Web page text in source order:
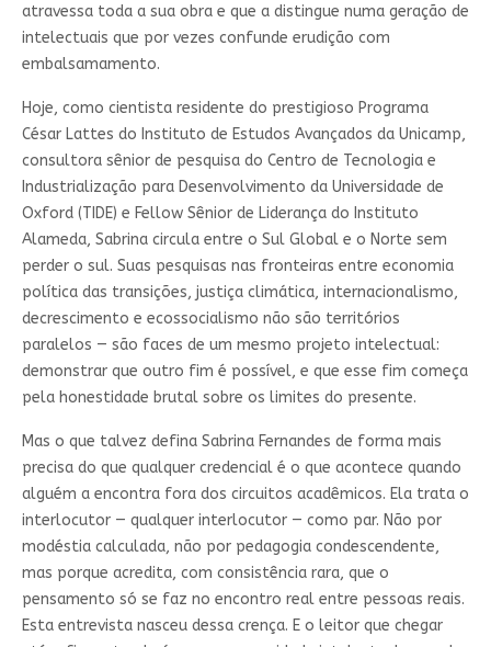
atravessa toda a sua obra e que a distingue numa geração de
intelectuais que por vezes confunde erudição com
embalsamamento.
Hoje, como cientista residente do prestigioso Programa
César Lattes do Instituto de Estudos Avançados da Unicamp,
consultora sênior de pesquisa do Centro de Tecnologia e
Industrialização para Desenvolvimento da Universidade de
Oxford (TIDE) e Fellow Sênior de Liderança do Instituto
Alameda, Sabrina circula entre o Sul Global e o Norte sem
perder o sul. Suas pesquisas nas fronteiras entre economia
política das transições, justiça climática, internacionalismo,
decrescimento e ecossocialismo não são territórios
paralelos — são faces de um mesmo projeto intelectual:
demonstrar que outro fim é possível, e que esse fim começa
pela honestidade brutal sobre os limites do presente.
Mas o que talvez defina Sabrina Fernandes de forma mais
precisa do que qualquer credencial é o que acontece quando
alguém a encontra fora dos circuitos acadêmicos. Ela trata o
interlocutor — qualquer interlocutor — como par. Não por
modéstia calculada, não por pedagogia condescendente,
mas porque acredita, com consistência rara, que o
pensamento só se faz no encontro real entre pessoas reais.
Esta entrevista nasceu dessa crença. E o leitor que chegar